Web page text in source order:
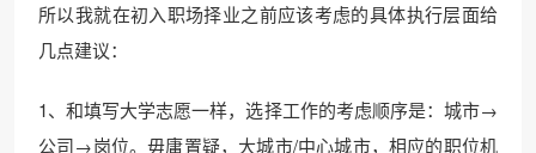
所以我就在初入职场择业之前应该考虑的具体执行层面给
几点建议：
1、和填写大学志愿一样，选择工作的考虑顺序是：城市→
公司→岗位。毋庸置疑，大城市/中心城市，相应的职位机